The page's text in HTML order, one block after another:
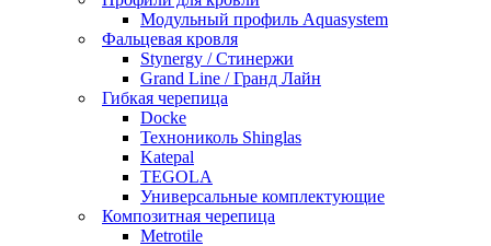
Модульный профиль Aquasystem
Фальцевая кровля
Stynergy / Стинержи
Grand Line / Гранд Лайн
Гибкая черепица
Docke
Технониколь Shinglas
Katepal
TEGOLA
Универсальные комплектующие
Композитная черепица
Metrotile